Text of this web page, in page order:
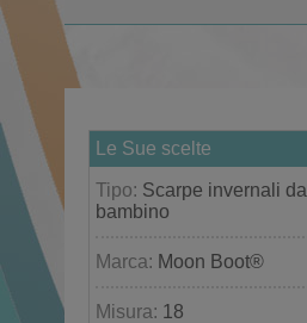
Le Sue scelte
Tipo: Scarpe invernali da
bambino
Marca: Moon Boot®
Misura: 18